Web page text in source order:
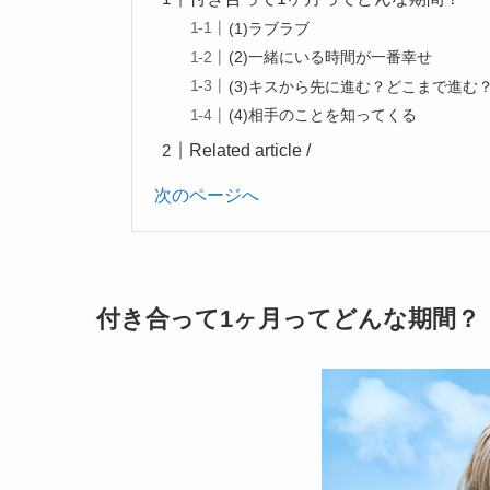
(1)ラブラブ
(2)一緒にいる時間が一番幸せ
(3)キスから先に進む？どこまで進む
(4)相手のことを知ってくる
Related article /
次のページへ
付き合って1ヶ月ってどんな期間？